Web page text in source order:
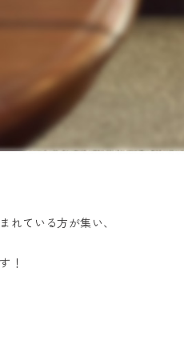
れている方が集い、
！